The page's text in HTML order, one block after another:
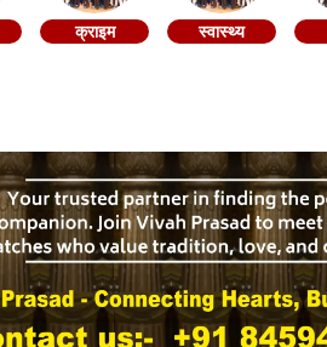
क्राइम स्वास्थ्य